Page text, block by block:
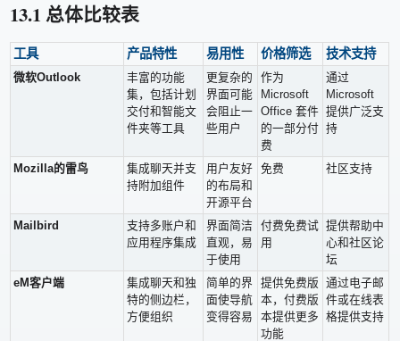
13.1 总体比较表
工具 产品特性 易用性 价格筛选 技术支持
微软Outlook
丰富的功能
集，包括计划
交付和智能文
件夹等工具
更复杂的
界面可能
会阻止一
些用户
作为
Microsoft
Office 套件
的一部分付
费
通过
Microsoft
提供广泛支
持
Mozilla的雷鸟
集成聊天并支
持附加组件
用户友好
的布局和
开源平台
免费 社区支持
Mailbird
支持多账户和
应用程序集成
界面简洁
直观，易
于使用
付费免费试
用
提供帮助中
心和社区论
坛
eM客户端
集成聊天和独
特的侧边栏，
方便组织
简单的界
面使导航
变得容易
提供免费版
本，付费版
本提供更多
功能
通过电子邮
件或在线表
格提供支持